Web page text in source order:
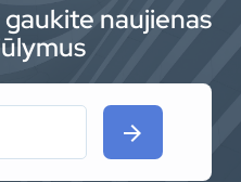
naujienas
arrow_forward